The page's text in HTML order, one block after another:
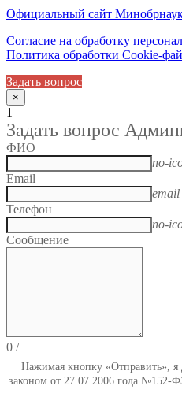
Официальный сайт
Согласие на обработку
Политика обработки Cookie-
Задать вопрос
×
1
Задать вопрос
ФИО
no-
Email
email
Телефон
no-
Сообщение
0 /
Нажимая кнопку «Отправить», я
законом от 27.07.2006 года №152-